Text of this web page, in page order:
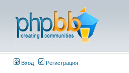
Вход Регистрация